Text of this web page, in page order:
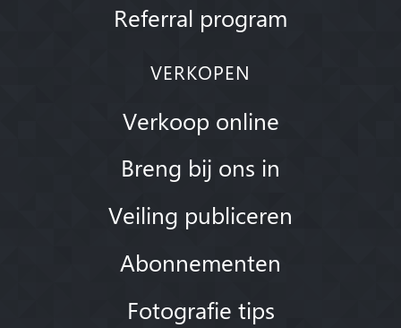
Referral program
VERKOPEN
Verkoop online
Breng bij ons in
Veiling publiceren
Abonnementen
Fotografie tips